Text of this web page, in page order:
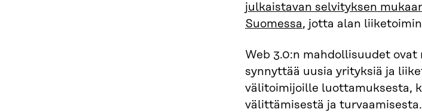
julkaistavan selvityksen
Suomessa, jotta alan
Web 3.0:n mahdollisuudet
synnyttää uusia yrityksiä ja
välitoimijoille luottamuksesta,
välittämisestä ja